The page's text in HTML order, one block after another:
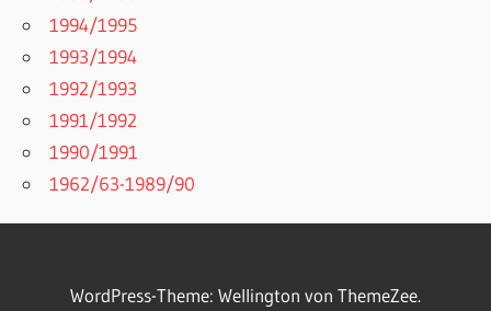
1994/1995
1993/1994
1992/1993
1991/1992
1990/1991
1962/63-1989/90
WordPress-Theme: Wellington von ThemeZee.